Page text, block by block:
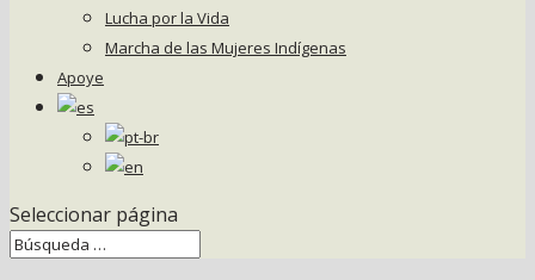
Lucha por la Vida
Marcha de las Mujeres Indígenas
Apoye
Seleccionar página